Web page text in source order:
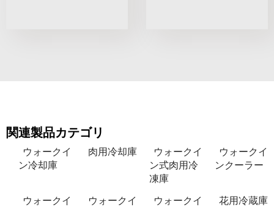
関連製品カテゴリ
ウォークイ
ン冷却庫
肉用冷却庫
ウォークイ
ン式肉用冷
凍庫
ウォークイ
ンクーラー
ウォークイ
ウォークイ
ウォークイ
花用冷蔵庫